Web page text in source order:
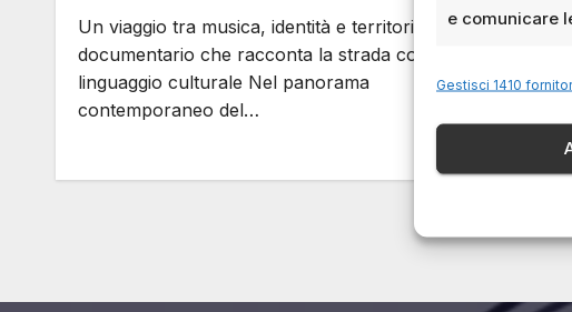
e comunicare
Gestisci 1410
Un viaggio tra musica, identità e territorio nel
documentario che racconta la strada come
linguaggio culturale Nel panorama
contemporaneo del…